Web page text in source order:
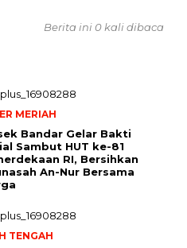
Berita ini 0 kali dibaca
MERIAH
Bandar Gelar Bakti
Sambut HUT ke-81
RI, Bersihkan
An-Nur Bersama
TENGAH